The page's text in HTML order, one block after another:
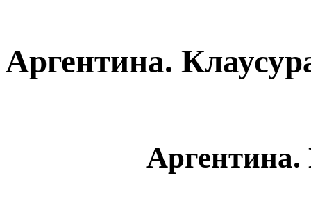
Аргентина.
Аргентина.